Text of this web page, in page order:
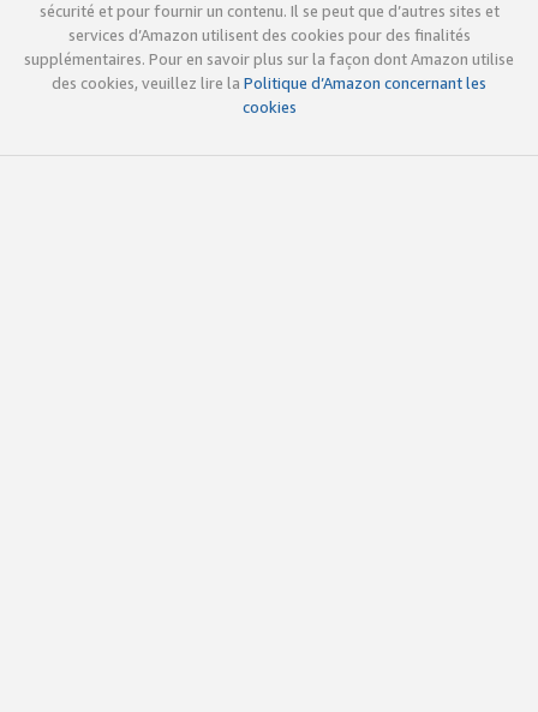
sécurité et pour fournir un contenu. Il se peut que d’autres sites et
services d’Amazon utilisent des cookies pour des finalités
supplémentaires. Pour en savoir plus sur la façon dont Amazon utilise
des cookies, veuillez lire la Politique d’Amazon concernant les
cookies